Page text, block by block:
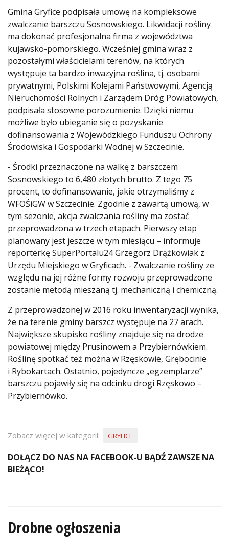
Gmina Gryfice podpisała umowę na kompleksowe
zwalczanie barszczu Sosnowskiego. Likwidacji rośliny
ma dokonać profesjonalna firma z województwa
kujawsko-pomorskiego. Wcześniej gmina wraz z
pozostałymi właścicielami terenów, na których
występuje ta bardzo inwazyjna roślina, tj. osobami
prywatnymi, Polskimi Kolejami Państwowymi, Agencją
Nieruchomości Rolnych i Zarządem Dróg Powiatowych,
podpisała stosowne porozumienie. Dzięki niemu
możliwe było ubieganie się o pozyskanie
dofinansowania z Wojewódzkiego Funduszu Ochrony
Środowiska i Gospodarki Wodnej w Szczecinie.
- Środki przeznaczone na walkę z barszczem
Sosnowskiego to 6,480 złotych brutto. Z tego 75
procent, to dofinansowanie, jakie otrzymaliśmy z
WFOŚiGW w Szczecinie. Zgodnie z zawartą umową, w
tym sezonie, akcja zwalczania rośliny ma zostać
przeprowadzona w trzech etapach. Pierwszy etap
planowany jest jeszcze w tym miesiącu – informuje
reporterkę SuperPortalu24 Grzegorz Drążkowiak z
Urzędu Miejskiego w Gryficach. - Zwalczanie rośliny ze
względu na jej różne formy rozwoju przeprowadzone
zostanie metodą mieszaną tj. mechaniczną i chemiczną.
Z przeprowadzonej w 2016 roku inwentaryzacji wynika,
że na terenie gminy barszcz występuje na 27 arach.
Największe skupisko rośliny znajduje się na drodze
powiatowej między Prusinowem a Przybiernówkiem.
Roślinę spotkać też można w Rzęskowie, Grębocinie
i Rybokartach. Ostatnio, pojedyncze „egzemplarze”
barszczu pojawiły się na odcinku drogi Rzęskowo –
Przybiernówko.
Zobacz więcej w kategorii: GRYFICE
DOŁĄCZ DO NAS NA FACEBOOK-U BĄDŹ ZAWSZE NA
BIEŻĄCO!
Drobne ogłoszenia